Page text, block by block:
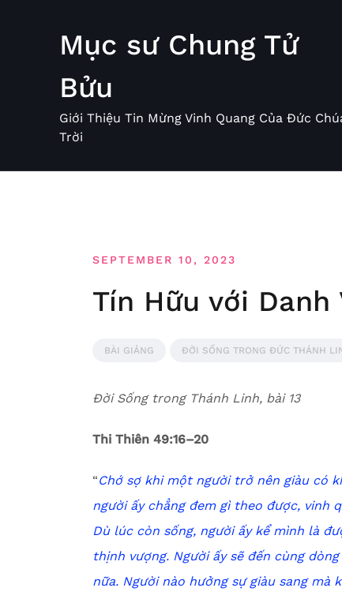
Mục sư Chung Tử
Bửu
Giới Thiệu Tin Mừng Vinh Quang Của Đức
Trời
SEPTEMBER 10, 2023
Tín Hữu với Danh
BÀI GIẢNG ĐỜI SỐNG TRONG ĐỨC THÁNH
Đời Sống trong Thánh Linh, bài 13
Thi Thiên 49:16–20
“Chớ sợ khi một người trở nên giàu có k
người ấy chẳng đem gì theo được, vinh
Dù lúc còn sống, người ấy kể mình là
thịnh vượng. Người ấy sẽ đến cùng
nữa. Người nào hưởng sự giàu sang mà